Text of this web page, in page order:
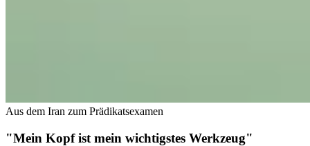
Aus dem Iran zum Prädikatsexamen
"Mein Kopf ist mein wichtigstes Werkzeug"